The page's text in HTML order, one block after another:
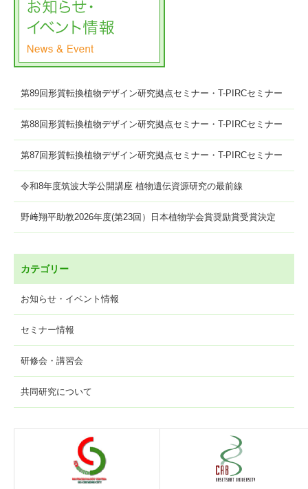
第89回形質転換植物デザイン研究拠点セミナー・T-PIRCセミナー
第88回形質転換植物デザイン研究拠点セミナー・T-PIRCセミナー
第87回形質転換植物デザイン研究拠点セミナー・T-PIRCセミナー
令和8年度筑波大学公開講座 植物遺伝資源研究の最前線
野﨑翔平助教2026年度(第23回）日本植物学会賞奨励賞受賞決定
カテゴリー
お知らせ・イベント情報
セミナー情報
研修会・講習会
共同研究について